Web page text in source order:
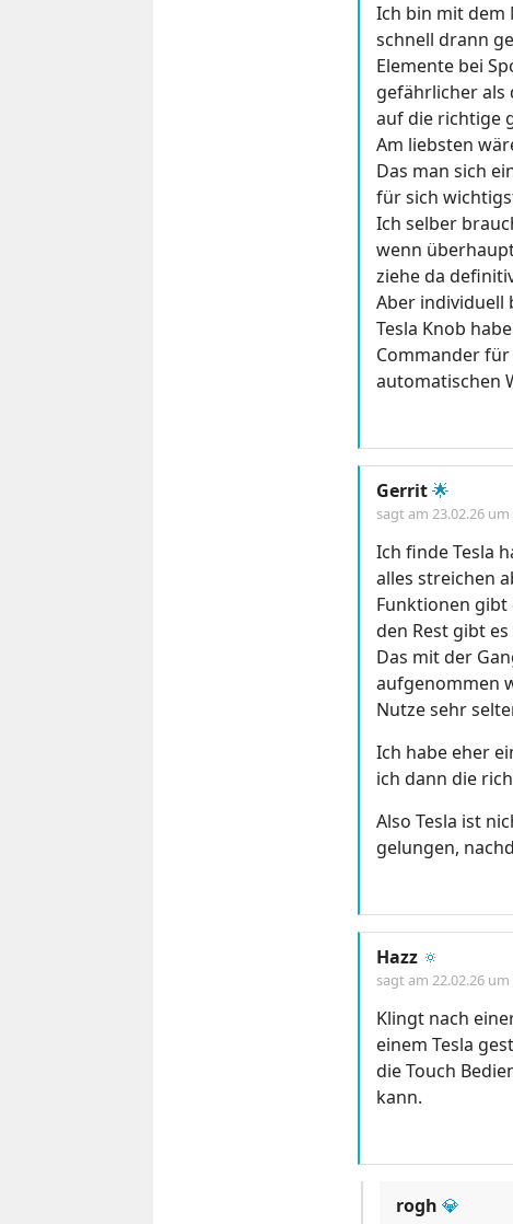
Ich bin mit dem
schnell drann
Elemente bei
gefährlicher als
auf die richtige
Am liebsten
Das man sich
für sich
Ich selber
wenn
ziehe da
Aber individuell
Tesla Knob
Commander
automatischen
Gerrit🌟
sagt am 23.02.26
Ich finde Tesla
alles streichen
Funktionen gibt
den Rest gibt
Das mit der
aufgenommen
Nutze sehr
Ich habe eher
ich dann die
Also Tesla ist
gelungen,
Hazz 🔅
sagt am 22.02.26
Klingt nach
einem Tesla
die Touch
kann.
rogh 💎